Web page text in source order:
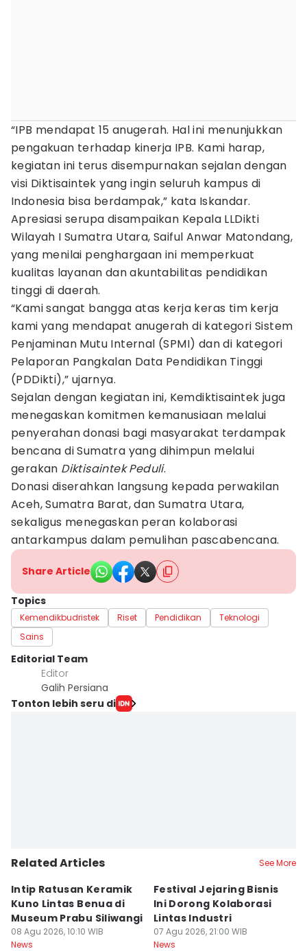
“IPB mendapat 15 anugerah. Hal ini menunjukkan
pengakuan terhadap kinerja IPB. Kami harap,
kegiatan ini terus disempurnakan sejalan dengan
visi Diktisaintek yang ingin seluruh kampus di
Indonesia bisa berdampak,” kata Iskandar.
Apresiasi serupa disampaikan Kepala LLDikti
Wilayah I Sumatra Utara, Saiful Anwar Matondang,
yang menilai penghargaan ini memperkuat
kualitas layanan dan akuntabilitas pendidikan
tinggi di daerah.
“Kami sangat bangga atas kerja keras tim kerja
kami yang mendapat anugerah di kategori Sistem
Penjaminan Mutu Internal (SPMI) dan di kategori
Pelaporan Pangkalan Data Pendidikan Tinggi
(PDDikti),” ujarnya.
Sejalan dengan kegiatan ini, Kemdiktisaintek juga
menegaskan komitmen kemanusiaan melalui
penyerahan donasi bagi masyarakat terdampak
bencana di Sumatra yang dihimpun melalui
gerakan Diktisaintek Peduli.
Donasi diserahkan langsung kepada perwakilan
Aceh, Sumatra Barat, dan Sumatra Utara,
sekaligus menegaskan peran kolaborasi
antarkampus dalam pemulihan pascabencana.
Share Article
Topics
Kemendikbudristek Riset Pendidikan
Teknologi
Sains
Editorial Team
Editor
Galih Persiana
Tonton lebih seru di
Related Articles See More
Intip Ratusan Keramik
Kuno Lintas Benua di
Museum Prabu Siliwangi
08 Agu 2026, 10:10 WIB
News
Festival Jejaring Bisnis
Ini Dorong Kolaborasi
Lintas Industri
07 Agu 2026, 21:00 WIB
News